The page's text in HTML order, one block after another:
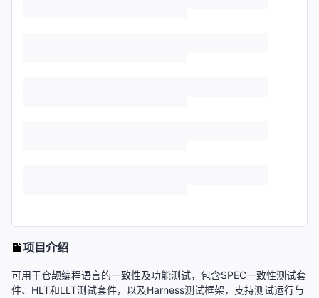
项目介绍
可用于仓颉编程语言的一致性及功能测试，包含SPEC一致性测试套
件、HLT和LLT测试套件，以及Harness测试框架，支持测试运行与